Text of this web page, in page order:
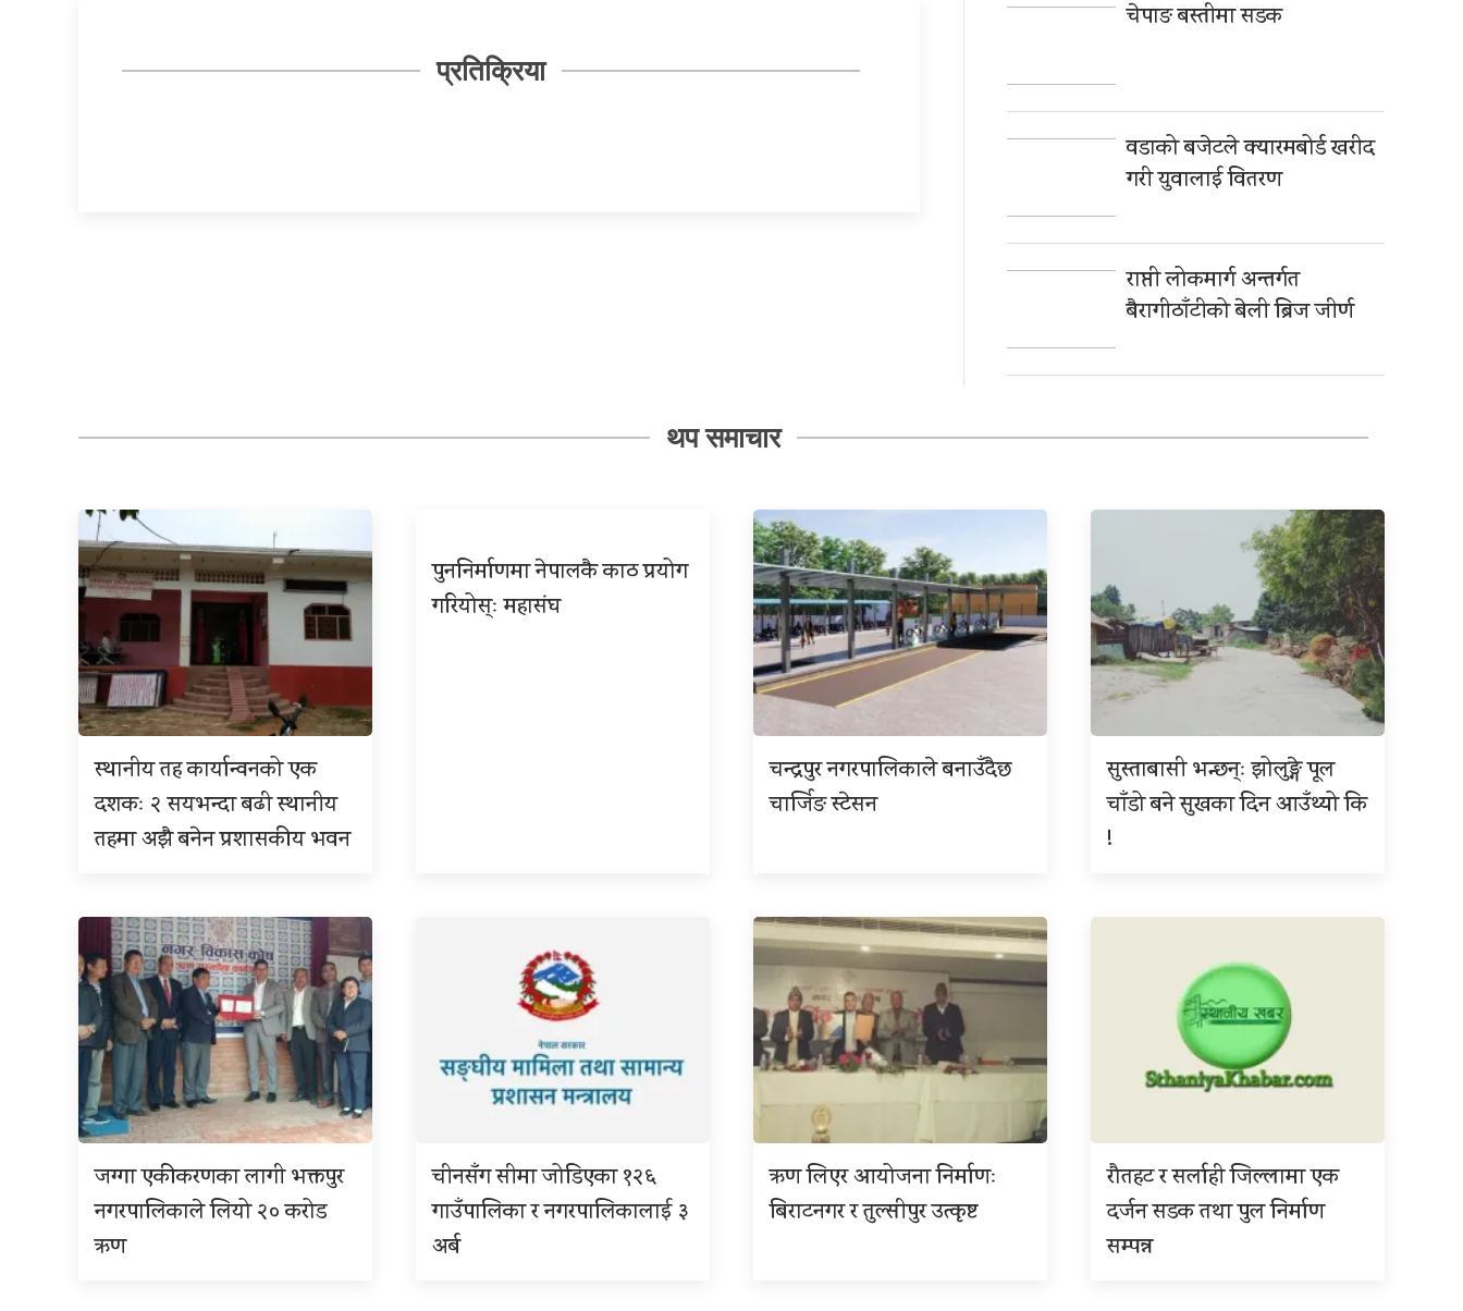
प्रतिक्रिया
चेपाङ बस्तीमा सडक
वडाको बजेटले क्यारमबोर्ड खरीद
गरी युवालाई वितरण
राप्ती लोकमार्ग अन्तर्गत
बैरागीठाँटीको बेली ब्रिज जीर्ण
थप समाचार
स्थानीय तह कार्यान्वनको एक
दशकः २ सयभन्दा बढी स्थानीय
तहमा अझै बनेन प्रशासकीय भवन
पुननिर्माणमा नेपालकै काठ प्रयोग
गरियोस्ः महासंघ
चन्द्रपुर नगरपालिकाले बनाउँदैछ
चार्जिङ स्टेसन
सुस्ताबासी भन्छन्ः झोलुङ्गे पूल
चाँडो बने सुखका दिन आउँथ्यो कि
!
जग्गा एकीकरणका लागी भक्तपुर
नगरपालिकाले लियो २० करोड
ऋण
चीनसँग सीमा जोडिएका १२६
गाउँपालिका र नगरपालिकालाई ३
अर्ब
ऋण लिएर आयोजना निर्माणः
बिराटनगर र तुल्सीपुर उत्कृष्ट
रौतहट र सर्लाही जिल्लामा एक
दर्जन सडक तथा पुल निर्माण
सम्पन्न